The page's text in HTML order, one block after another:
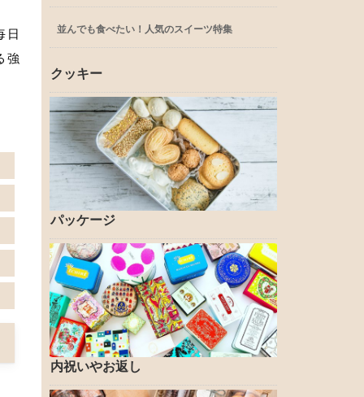
日
強
並んでも食べたい！人気のスイーツ特集
クッキー
パッケージ
内祝いやお返し